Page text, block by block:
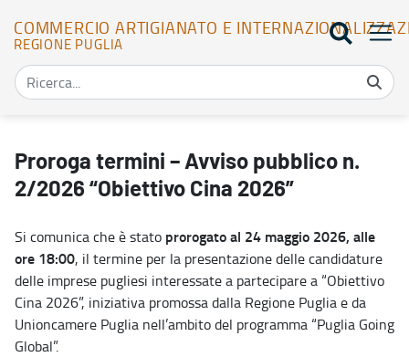
COMMERCIO ARTIGIANATO E
REGIONE PUGLIA
Proroga termini – Avviso pubblico n.
2/2026 “Obiettivo Cina 2026”
Si comunica che è stato prorogato al 24 maggio 2026, alle
ore 18:00, il termine per la presentazione delle candidature
delle imprese pugliesi interessate a partecipare a “Obiettivo
Cina 2026”, iniziativa promossa dalla Regione Puglia e da
Unioncamere Puglia nell’ambito del programma “Puglia Going
Global”.